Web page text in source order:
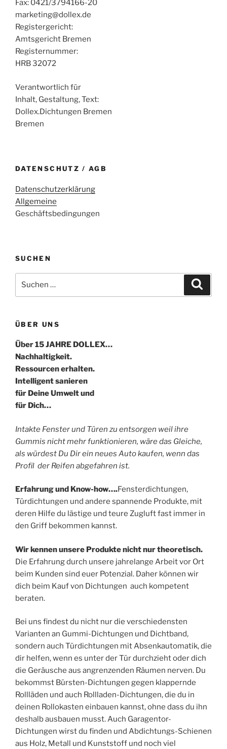
Fax: 0421/3794166-20
marketing@dollex.de
Registergericht:
Amtsgericht Bremen
Registernummer:
HRB 32072
Verantwortlich für
Inhalt, Gestaltung, Text:
Dollex.Dichtungen Bremen
Bremen
DATENSCHUTZ / AGB
Datenschutzerklärung
Allgemeine
Geschäftsbedingungen
SUCHEN
nach:
ÜBER UNS
Über 15 JAHRE DOLLEX…
Nachhaltigkeit.
Ressourcen erhalten.
Intelligent sanieren
für Deine Umwelt und
für Dich…
Intakte Fenster und Türen zu entsorgen weil ihre
Gummis nicht mehr funktionieren, wäre das Gleiche,
als würdest Du Dir ein neues Auto kaufen, wenn das
Profil der Reifen abgefahren ist.
Erfahrung und Know-how….Fensterdichtungen,
Türdichtungen und andere spannende Produkte, mit
deren Hilfe du lästige und teure Zugluft fast immer in
den Griff bekommen kannst.
Wir kennen unsere Produkte nicht nur theoretisch.
Die Erfahrung durch unsere jahrelange Arbeit vor Ort
beim Kunden sind euer Potenzial. Daher können wir
dich beim Kauf von Dichtungen auch kompetent
beraten.
Bei uns findest du nicht nur die verschiedensten
Varianten an Gummi-Dichtungen und Dichtband,
sondern auch Türdichtungen mit Absenkautomatik, die
dir helfen, wenn es unter der Tür durchzieht oder dich
die Geräusche aus angrenzenden Räumen nerven. Du
bekommst Bürsten-Dichtungen gegen klappernde
Rollläden und auch Rollladen-Dichtungen, die du in
deinen Rollokasten einbauen kannst, ohne dass du ihn
deshalb ausbauen musst. Auch Garagentor-
Dichtungen wirst du finden und Abdichtungs-Schienen
aus Holz, Metall und Kunststoff und noch viel